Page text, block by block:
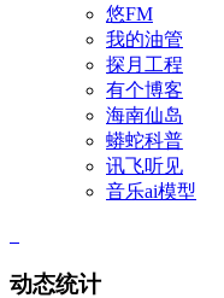
悠FM
我的油管
探月工程
有个博客
海南仙岛
蟒蛇科普
讯飞听见
音乐ai模型
动态统计